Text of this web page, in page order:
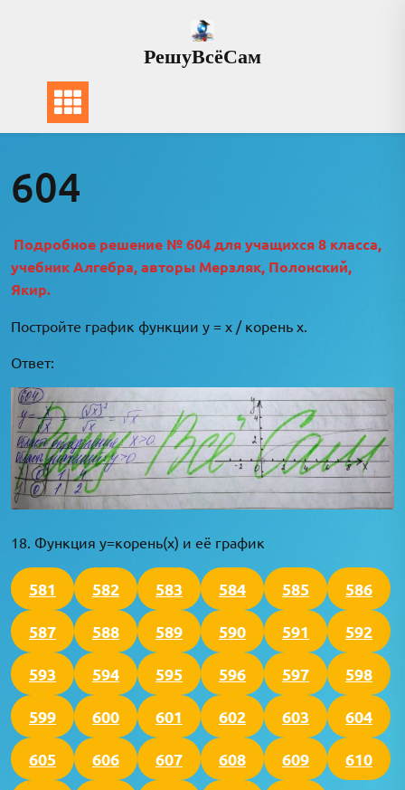
РешуВсёСам
604
Подробное решение № 604 для учащихся 8 класса,
учебник Алгебра, авторы Мерзляк, Полонский,
Якир.
Постройте график функции у = x / корень x.
Ответ:
18. Функция y=корень(x) и её график
581 582 583 584 585 586
587 588 589 590 591 592
593 594 595 596 597 598
599 600 601 602 603 604
605 606 607 608 609 610